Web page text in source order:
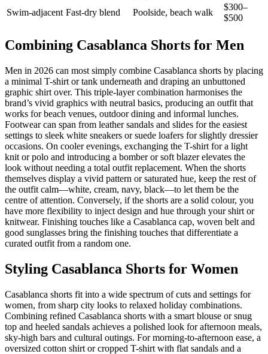
Swim-adjacent Fast-dry blend Poolside, beach walk
$300–
$500
Combining Casablanca Shorts for Men
Men in 2026 can most simply combine Casablanca shorts by placing
a minimal T-shirt or tank underneath and draping an unbuttoned
graphic shirt over. This triple-layer combination harmonises the
brand’s vivid graphics with neutral basics, producing an outfit that
works for beach venues, outdoor dining and informal lunches.
Footwear can span from leather sandals and slides for the easiest
settings to sleek white sneakers or suede loafers for slightly dressier
occasions. On cooler evenings, exchanging the T-shirt for a light
knit or polo and introducing a bomber or soft blazer elevates the
look without needing a total outfit replacement. When the shorts
themselves display a vivid pattern or saturated hue, keep the rest of
the outfit calm—white, cream, navy, black—to let them be the
centre of attention. Conversely, if the shorts are a solid colour, you
have more flexibility to inject design and hue through your shirt or
knitwear. Finishing touches like a Casablanca cap, woven belt and
good sunglasses bring the finishing touches that differentiate a
curated outfit from a random one.
Styling Casablanca Shorts for Women
Casablanca shorts fit into a wide spectrum of cuts and settings for
women, from sharp city looks to relaxed holiday combinations.
Combining refined Casablanca shorts with a smart blouse or snug
top and heeled sandals achieves a polished look for afternoon meals,
sky-high bars and cultural outings. For morning-to-afternoon ease, a
oversized cotton shirt or cropped T-shirt with flat sandals and a